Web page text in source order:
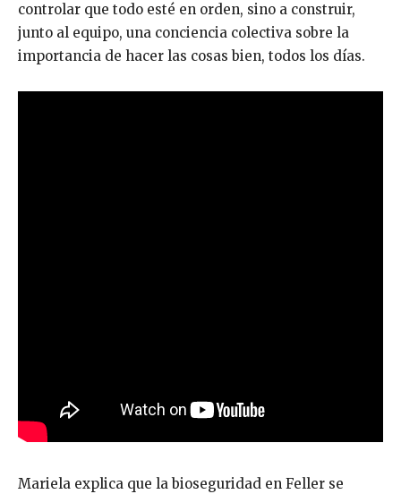
controlar que todo esté en orden, sino a construir,
junto al equipo, una conciencia colectiva sobre la
importancia de hacer las cosas bien, todos los días.
Mariela explica que la bioseguridad en Feller se